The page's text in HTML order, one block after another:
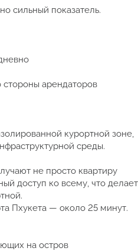
сильный показатель.
арендаторов
курортной зоне,
среды.
не просто квартиру
доступ ко всему, что делает
Пхукета — около 25 минут.
на остров